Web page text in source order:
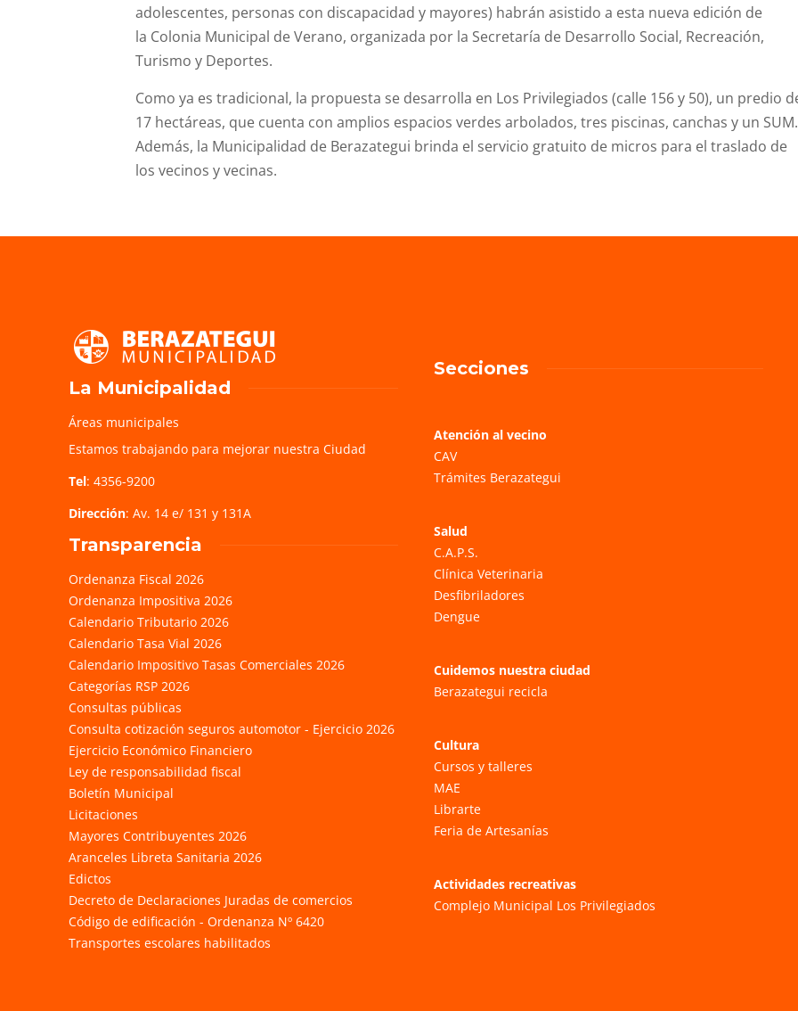
adolescentes, personas con discapacidad y mayores) habrán asistido a esta nueva edición de
la Colonia Municipal de Verano, organizada por la Secretaría de Desarrollo Social, Recreación,
Turismo y Deportes.
Como ya es tradicional, la propuesta se desarrolla en Los Privilegiados (calle 156 y 50), un predio
17 hectáreas, que cuenta con amplios espacios verdes arbolados, tres piscinas, canchas y un SUM.
Además, la Municipalidad de Berazategui brinda el servicio gratuito de micros para el traslado de
los vecinos y vecinas.
La Municipalidad
Áreas municipales
Estamos trabajando para mejorar nuestra Ciudad
Tel: 4356-9200
Dirección: Av. 14 e/ 131 y 131A
Transparencia
Ordenanza Fiscal 2026
Ordenanza Impositiva 2026
Calendario Tributario 2026
Calendario Tasa Vial 2026
Calendario Impositivo Tasas Comerciales 2026
Categorías RSP 2026
Consultas públicas
Consulta cotización seguros automotor - Ejercicio 2026
Ejercicio Económico Financiero
Ley de responsabilidad fiscal
Boletín Municipal
Licitaciones
Mayores Contribuyentes 2026
Aranceles Libreta Sanitaria 2026
Edictos
Decreto de Declaraciones Juradas de comercios
Código de edificación - Ordenanza Nº 6420
Transportes escolares habilitados
Secciones
Atención al vecino
CAV
Trámites Berazategui
Salud
C.A.P.S.
Clínica Veterinaria
Desfibriladores
Dengue
Cuidemos nuestra ciudad
Berazategui recicla
Cultura
Cursos y talleres
MAE
Librarte
Feria de Artesanías
Actividades recreativas
Complejo Municipal Los Privilegiados